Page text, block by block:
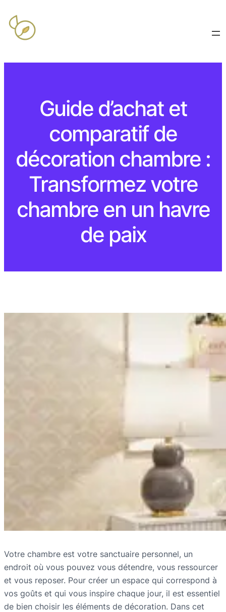
Guide d’achat et
comparatif de
décoration chambre :
Transformez votre
chambre en un havre
de paix
Votre chambre est votre sanctuaire personnel, un
endroit où vous pouvez vous détendre, vous ressourcer
et vous reposer. Pour créer un espace qui correspond à
vos goûts et qui vous inspire chaque jour, il est essentiel
de bien choisir les éléments de décoration. Dans cet